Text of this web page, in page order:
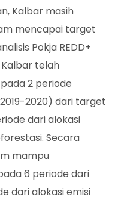
Kalbar masih
mencapai target
Pokja REDD+
telah
2 periode
2020)​ dari target
dari alokasi
Secara
mampu
6 periode dari
dari alokasi emisi